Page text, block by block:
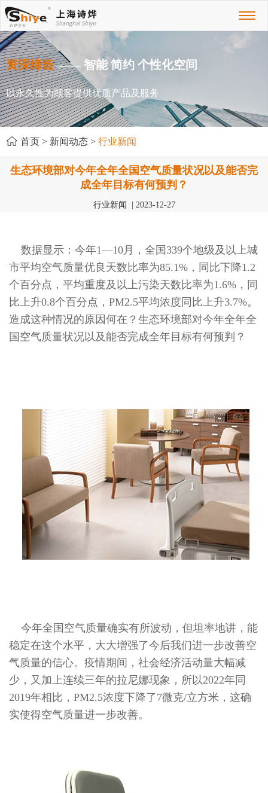
资深缔造—— 智能 简约 个性化空间
以永久性为顾客提供优质产品及服务
首页 > 新闻动态 > 行业新闻
生态环境部对今年全年全国空气质量状况以及能否完
成全年目标有何预判？
行业新闻 | 2023-12-27
数据显示：今年1—10月，全国339个地级及以上城
市平均空气质量优良天数比率为85.1%，同比下降1.2
个百分点，平均重度及以上污染天数比率为1.6%，同
比上升0.8个百分点，PM2.5平均浓度同比上升3.7%。
造成这种情况的原因何在？生态环境部对今年全年全
国空气质量状况以及能否完成全年目标有何预判？
今年全国空气质量确实有所波动，但坦率地讲，能
稳定在这个水平，大大增强了今后我们进一步改善空
气质量的信心。疫情期间，社会经济活动量大幅减
少，又加上连续三年的拉尼娜现象，所以2022年同
2019年相比，PM2.5浓度下降了7微克/立方米，这确
实使得空气质量进一步改善。